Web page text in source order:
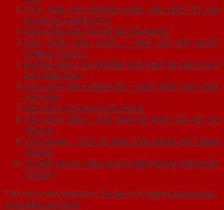
[TẤT TẦN TẬT] NHỮNG ĐIỀU CẦN BIẾT VỀ CỬA
NHỰA GỖ COMPOSITE
BẢNG BÁO GIÁ CỬA GỖ VÀ CỬA NHỰA
CỬA THÉP HÀN QUỐC | BÁO GIÁ CẬP NHẬT
THÁNG [7/2021]
NHỮNG MẪU CỬA PHÒNG NGỦ ĐẸP VÀ BÁN CHẠY
ĐẦU NĂM 2021
CỬA CÁCH ÂM CHỐNG ỒN – GIẢI PHÁP HỮU HIỆU
CÁCH ÂM
BÁO GIÁ CỬA NHỰA HÀN QUỐC
CỬA NHÀ TẮM | CỬA NHÀ VỆ SINH GIÁ RẺ TẠI
TPHCM
CỬA NHỰA – TOP 30 MẪU CỬA NHỰA ĐẸP SANG
TRỌNG
TỦ BẾP NHỰA | BÁO GIÁ TỦ BẾP NHỰA MỚI NHẤT
[7/2021]
This entry was posted in Tin tứcand tagged cấu tạo cửa
nhựa ABS Hàn Quốc.